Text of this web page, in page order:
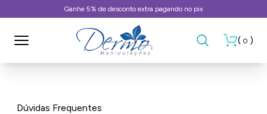
Ganhe 5% de desconto extra pagando no pix
( 0 )
CONHEÇA A DERMO
Dúvidas Frequentes